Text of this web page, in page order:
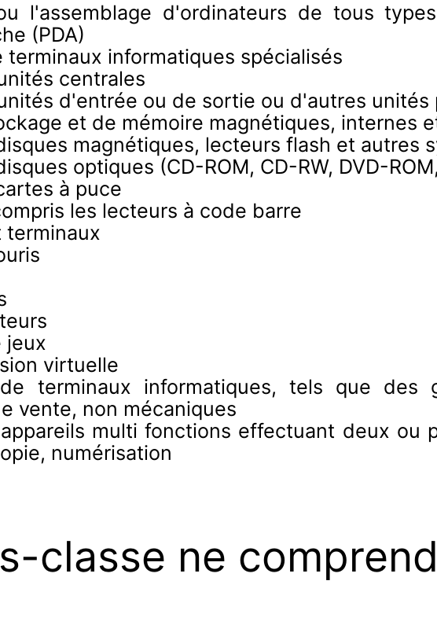
l'assemblage d'ordinateurs de tous
(PDA)
informatiques spécialisés
centrales
d'entrée ou de sortie ou d'autres unités
et de mémoire magnétiques, internes
magnétiques, lecteurs flash et autres
optiques (CD-ROM, CD-RW, DVD-
à puce
les lecteurs à code barre
jeux
virtuelle
terminaux informatiques, tels que des
vente, non mécaniques
multi fonctions effectuant deux ou
numérisation
classe ne